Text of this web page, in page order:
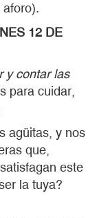
12 DE
y contar las
para cuidar,
agüitas, y nos
que,
este
la tuya?